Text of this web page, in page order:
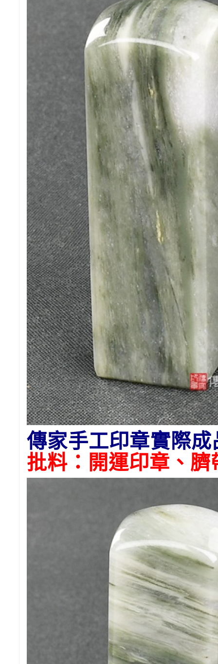
傳家手工印章實際成
批料：開運印章、